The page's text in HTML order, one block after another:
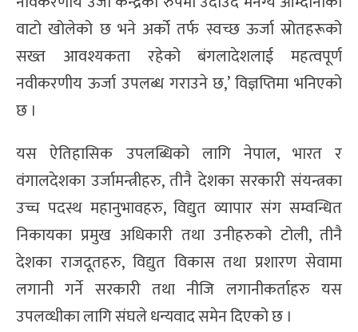
वाटो खोलेको छ भने अर्को तर्फ स्वच्छ ऊर्जा स्रोतहरूको
सख्त आवश्यकता रहेको बंगलादेशलाई महत्वपूर्ण
नवीकरणीय ऊर्जा उपलब्ध गराउने छ,’ विज्ञप्तिमा भनिएको
छ ।
यस ऐतिहासिक उपलब्धिको लागि नेपाल, भारत र
वंगालदेशका उर्जामन्त्रीहरु, तीनै देशका सरकारी संयन्त्रका
उच्च पदस्थ महानुभावहरु, विद्युत व्यापार संग सम्वन्धित
निकायका प्रमुख अधिकारी तथा उनीहरुको टोली, तीनै
देशका राजदूतहरु, विद्युत विकास तथा प्रशारण सेवामा
लगानी गर्ने सरकारी तथा नीजि लगानीकर्ताहरु यस
उपलव्धीका लागि संघले धन्यवाद समेन दिएको छ ।